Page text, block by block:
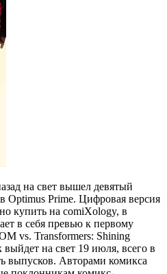
на свет вышел девятый
Optimus Prime. Цифровая версия
купить на comiXology, в
в себя превью к первому
vs. Transformers: Shining
на свет 19 июля, всего в
выпусков. Авторами комикса